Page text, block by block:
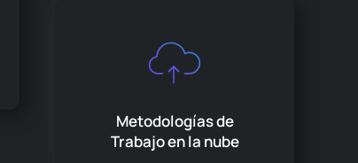
Metodologías de
Trabajo en la nube